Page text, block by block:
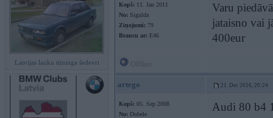
Latvijas lauku tūninga šedevri
Kopš: 11. Jan 2011
No: Sigulda
Ziņojumi: 79
Braucu ar: E46
Varu
jataisno vai
400eur
artego 21. Dec 2016, 20:24
Kopš: 05. Sep 2008
No: Dobele
Audi 80 b4